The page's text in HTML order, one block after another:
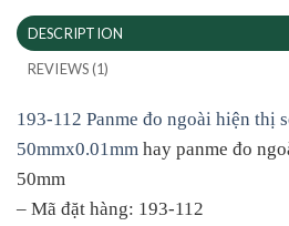
DESCRIPTION
REVIEWS (1)
193-112 Panme đo ngoài hiện thị
50mmx0.01mm hay panme đo
50mm
– Mã đặt hàng: 193-112